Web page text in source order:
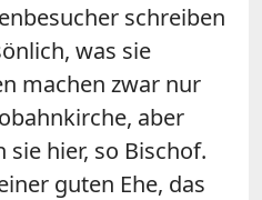
schreiben
was sie
machen zwar nur
aber
sie hier, so Bischof.
guten Ehe, das